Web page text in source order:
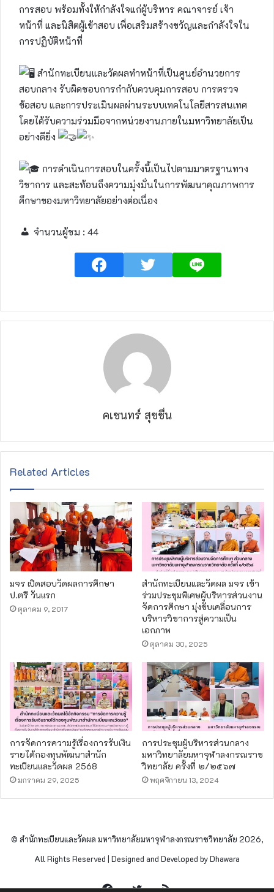
การสอบ พร้อมทั้งให้กำลังใจแก่ผู้บริหาร คณาจารย์ เจ้า
หน้าที่ และนิสิตผู้เข้าสอบ เพื่อเสริมสร้างขวัญและกำลังใจใน
การปฏิบัติหน้าที่
สำนักทะเบียนและวัดผลทำหน้าที่เป็นศูนย์อำนวยการ
สอบกลาง รับผิดชอบการกำกับควบคุมการสอบ การตรวจ
ข้อสอบ และการประเมินผลผ่านระบบเทคโนโลยีสารสนเทศ
โดยได้รับความร่วมมือจากหน่วยงานภายในมหาวิทยาลัยเป็น
อย่างดียิ่ง
การดำเนินการสอบในครั้งนี้เป็นไปตามมาตรฐานทาง
วิชาการ และสะท้อนถึงความมุ่งมั่นในการพัฒนาคุณภาพการ
ศึกษาของมหาวิทยาลัยอย่างต่อเนื่อง
จำนวนผู้ชม : 44
คเชนทร์ สุขชื่น
Related Articles
มจร เปิดสอบวัดผลการศึกษา
ป.ตรี วันแรก
ตุลาคม 9, 2017
สำนักทะเบียนและวัดผล มจร เข้า
ร่วมประชุมพิเศษผู้บริหารส่วนงาน
จัดการศึกษา มุ่งขับเคลื่อนการ
บริหารวิชาการสู่ความเป็น
เอกภาพ
ตุลาคม 30, 2025
การจัดการความรู้เรื่องการรับเงิน
รายได้กองทุนพัฒนาสำนัก
ทะเบียนและวัดผล 2568
มกราคม 29, 2025
การประชุมผู้บริหารส่วนกลาง
มหาวิทยาลัยมหาจุฬาลงกรณราช
วิทยาลัย ครั้งที่ ๒/๒๕๖๗
พฤศจิกายน 13, 2024
© สำนักทะเบียนและวัดผล มหาวิทยาลัยมหาจุฬาลงกรณราชวิทยาลัย 2026,
All Rights Reserved | Designed and Developed by Dhawara